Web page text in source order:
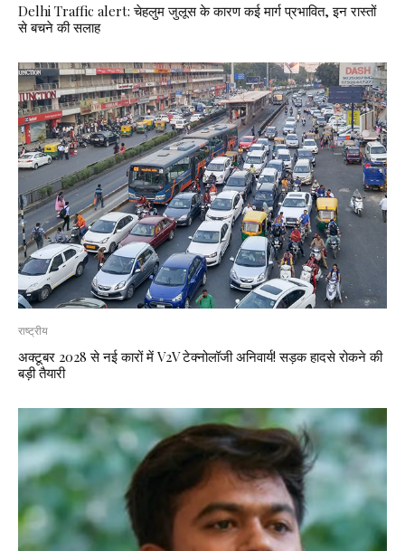
Delhi Traffic alert: चेहलुम जुलूस के कारण कई मार्ग प्रभावित, इन रास्तों
से बचने की सलाह
राष्ट्रीय
अक्टूबर 2028 से नई कारों में V2V टेक्नोलॉजी अनिवार्य! सड़क हादसे रोकने की
बड़ी तैयारी